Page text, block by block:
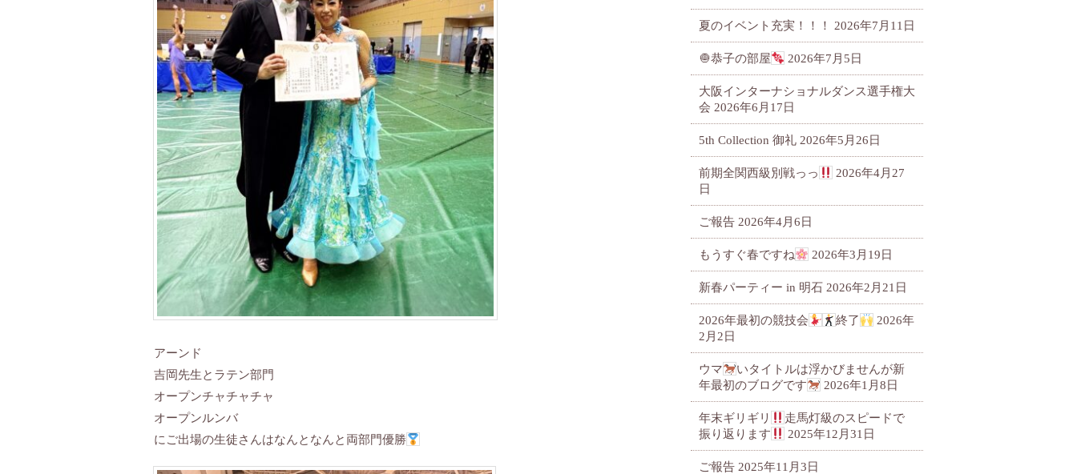
アーンド
吉岡先生とラテン部門
オープンチャチャチャ
オープンルンバ
にご出場の生徒さんはなんとなんと両部門優勝
夏のイベント充実！！！ 2026年7月11日
🧅恭子の部屋 2026年7月5日
大阪インターナショナルダンス選手権大
会 2026年6月17日
5th Collection 御礼 2026年5月26日
前期全関西級別戦っっ
2026年4月27
日
ご報告 2026年4月6日
もうすぐ春ですね 2026年3月19日
新春パーティー in 明石 2026年2月21日
2026年最初の競技会 終了
2026年
2月2日
ウマ
いタイトルは浮かびませんが新
年最初のブログです
2026年1月8日
年末ギリギリ
走馬灯級のスピードで
振り返ります
2025年12月31日
ご報告 2025年11月3日